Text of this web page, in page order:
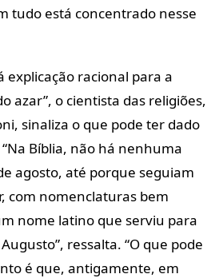
tudo está concentrado nesse
explicação racional para a
azar”, o cientista das religiões,
sinaliza o que pode ter dado
Bíblia, não há nenhuma
agosto, até porque seguiam
com nomenclaturas bem
nome latino que serviu para
ressalta. “O que pode
é que, antigamente, em